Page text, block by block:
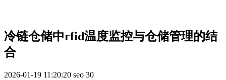
冷链仓储中rfid温度监控与仓储管理的结
合
2026-01-19 11:20:20 seo 30